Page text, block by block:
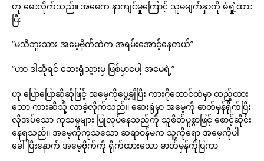
ဟု မေးလိုက်သည်။ အမေက နာကျင်မှုကြောင့် သူမမျက်နှာကို မဲ့ရှုံ့ထား
ပြီး
“မသိဘူးသား အမေ့ဗိုက်ထဲက အရမ်းအောင့်နေတယ်”
“ဟာ ဒါဆိုရင် ဆေးရုံသွားမှ ဖြစ်မှာပေါ့ အမေရဲ့”
ဟု ပြောပြောဆိုဆိုဖြင့် အမေ့ကိုပွေ့ချီပြီး ကားဂိုထောင်ထဲမှာ ထည့်ထား
သော ကားဆီသို့ လာခဲ့လိုက်သည်။ ဆေးရုံမှာ အမေ့ကို ဓာတ်မှန်ရိုက်ပြီး
လိုအပ်သော ကုသမှုများ ပြုလုပ်နေသည်ကို သူစိတ်ပူစွာဖြင့် စောင့်ဆိုင်း
နေရသည်။ အမေ့ကိုကုသသော ဆရာဝန်မက သူ့ကိုရော အမေ့ကိုပါ
ခေါ်ပြီးနောက် အမေ့ဗိုက်ကို ရိုက်ထားသော ဓာတ်မှန်ကိုပြကာ